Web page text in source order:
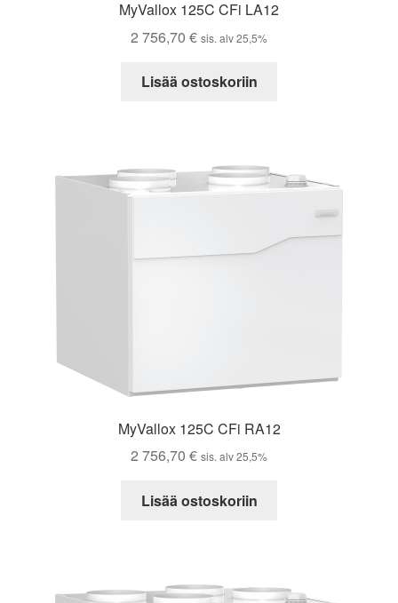
MyVallox 125C CFi LA12
2 756,70 € sis. alv 25,5%
Lisää ostoskoriin
MyVallox 125C CFi RA12
2 756,70 € sis. alv 25,5%
Lisää ostoskoriin